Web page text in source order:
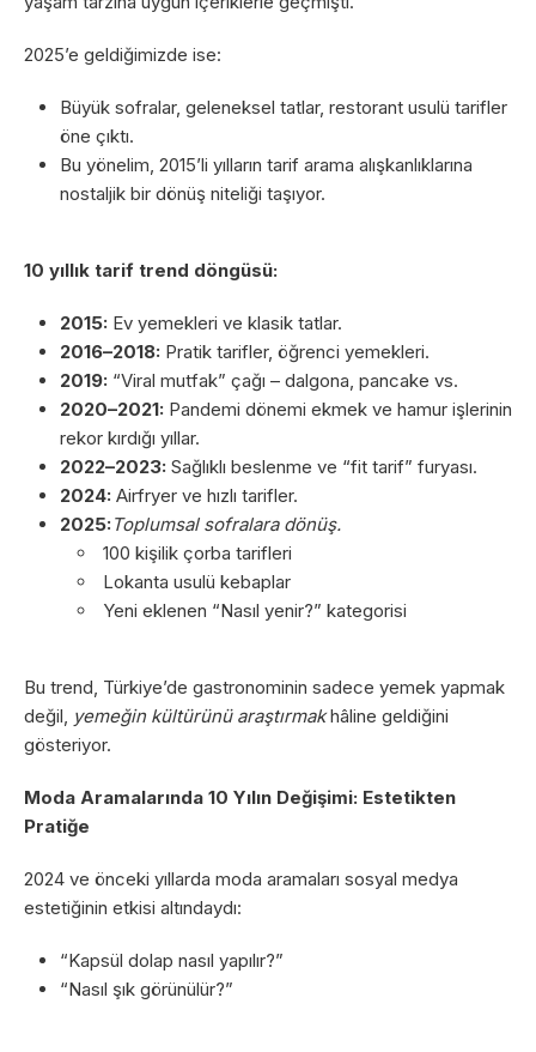
2025’e geldiğimizde ise:
Büyük sofralar, geleneksel tatlar, restorant usulü tarifler
öne çıktı.
Bu yönelim, 2015’li yılların tarif arama alışkanlıklarına
nostaljik bir dönüş niteliği taşıyor.
10 yıllık tarif trend döngüsü:
2015: Ev yemekleri ve klasik tatlar.
2016–2018: Pratik tarifler, öğrenci yemekleri.
2019: “Viral mutfak” çağı – dalgona, pancake vs.
2020–2021: Pandemi dönemi ekmek ve hamur işlerinin
rekor kırdığı yıllar.
2022–2023: Sağlıklı beslenme ve “fit tarif” furyası.
2024: Airfryer ve hızlı tarifler.
2025: Toplumsal sofralara dönüş.
100 kişilik çorba tarifleri
Lokanta usulü kebaplar
Yeni eklenen “Nasıl yenir?” kategorisi
Bu trend, Türkiye’de gastronominin sadece yemek yapmak
değil, yemeğin kültürünü araştırmakhâline geldiğini
gösteriyor.
Moda Aramalarında 10 Yılın Değişimi: Estetikten
Pratiğe
2024 ve önceki yıllarda moda aramaları sosyal medya
estetiğinin etkisi altındaydı:
“Kapsül dolap nasıl yapılır?”
“Nasıl şık görünülür?”